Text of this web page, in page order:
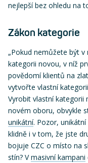
nejlepší bez ohledu na
Zákon kategorie
„Pokud nemůžete být
kategorii novou, v níž
povědomí klientů na
vytvořte vlastní
Vyrobit vlastní kategorii
novém oboru, obvykle
unikátní. Pozor,
klidně i v tom, že jste
bojuje CZC o místo na
stín? Vmasivní kampani